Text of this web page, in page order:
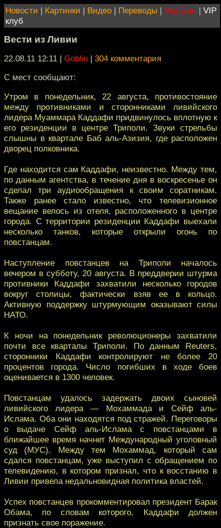
Новости | Картинки | Видео | Переводы | Магазин | VIP
клуб
Вести из Ливии
22.08.11 12:11 | Goblin | 304 комментария
С мест сообщают:
Утром в понедельник, 22 августа, противостояние
между противниками и сторонниками ливийского
лидера Муаммара Каддафи придвинулось вплотную к
его резиденции в центре Триполи. Звуки стрельбы
слышны в квартале Баб аль-Азизия, где расположен
дворец полковника.
Где находится сам Каддафи, неизвестно. Между тем,
по данным агентства, в течение дня в воскресенье он
сделал три аудиообращения к своим соратникам.
Также ранее стало известно, что телевизионное
вещание велось из отеля, расположенного в центре
города. С территории резиденции Каддафи выехали
несколько танков, которые открыли огонь по
повстанцам.
Наступление повстанцев на Триполи началось
вечером в субботу, 20 августа. В преддверии штурма
противники Каддафи захватили несколько городов
вокруг столицы, фактически взяв ее в кольцо.
Активную поддержку штурмующим оказывают силы
НАТО.
К ночи на понедельник революционеры захватили
почти все кварталы Триполи. По данным Reuters,
сторонники Каддафи контролируют не более 20
процентов города. Число погибших в ходе боев
оценивается в 1300 человек.
Повстанцам удалось задержать двоих сыновей
ливийского лидера — Мохаммада и Сейф аль-
Ислама. Оба они находятся под стражей. Переговоры
о выдаче Сейф аль-Ислама с повстанцами в
ближайшее время начнет Международный уголовный
суд (МУС). Между тем Мохаммад, который сам
сдался повстанцам, уже выступил с обращением по
телевидению, в котором признал, что к восстанию в
Ливии привела недальновидная политика властей.
Успех повстанцев прокомментировал президент Барак
Обама, по словам которого, Каддафи должен
признать свое поражение.